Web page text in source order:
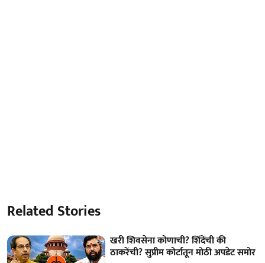
Related Stories
खरी शिवसेना कोणाची? शिंदेंची की
ठाकरेंची? सुप्रीम कोर्टातून मोठी अपडेट समोर